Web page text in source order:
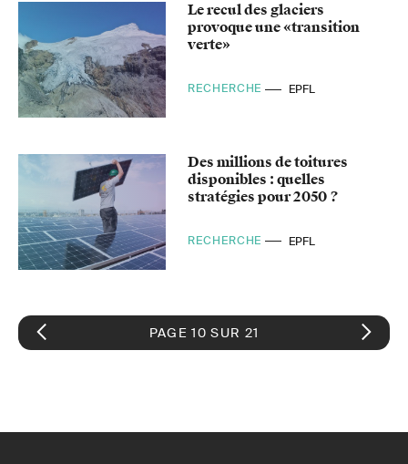
Le recul des glaciers
provoque une «transition
verte»
RECHERCHE EPFL
Des millions de toitures
disponibles : quelles
stratégies pour 2050 ?
RECHERCHE EPFL
PAGE 10 SUR 21